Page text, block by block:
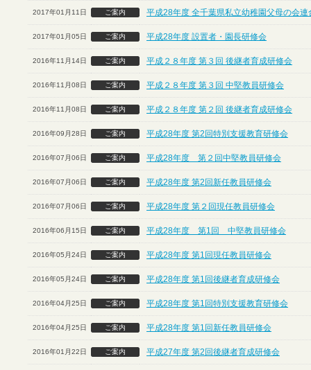
2017年01月11日 ご案内 平成28年度 全千葉県私立幼稚園父母の会
2017年01月05日 ご案内 平成28年度 設置者・園長研修会
2016年11月14日 ご案内 平成２８年度 第３回 後継者育成研修会
2016年11月08日 ご案内 平成２８年度 第３回 中堅教員研修会
2016年11月08日 ご案内 平成２８年度 第２回 後継者育成研修会
2016年09月28日 ご案内 平成28年度 第2回特別支援教育研修会
2016年07月06日 ご案内 平成28年度 第２回中堅教員研修会
2016年07月06日 ご案内 平成28年度 第2回新任教員研修会
2016年07月06日 ご案内 平成28年度 第２回現任教員研修会
2016年06月15日 ご案内 平成28年度 第1回 中堅教員研修会
2016年05月24日 ご案内 平成28年度 第1回現任教員研修会
2016年05月24日 ご案内 平成28年度 第1回後継者育成研修会
2016年04月25日 ご案内 平成28年度 第1回特別支援教育研修会
2016年04月25日 ご案内 平成28年度 第1回新任教員研修会
2016年01月22日 ご案内 平成27年度 第2回後継者育成研修会